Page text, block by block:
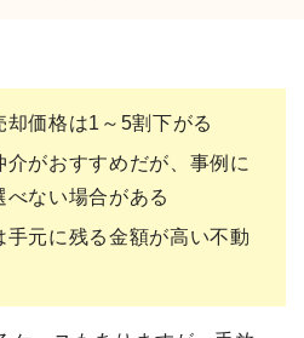
価格は1～5割下がる
がおすすめだが、事例に
べない場合がある
手元に残る金額が高い不動